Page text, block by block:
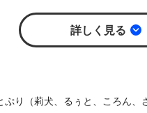
詳しく見る
ぷり（莉犬、るぅと、ころん、